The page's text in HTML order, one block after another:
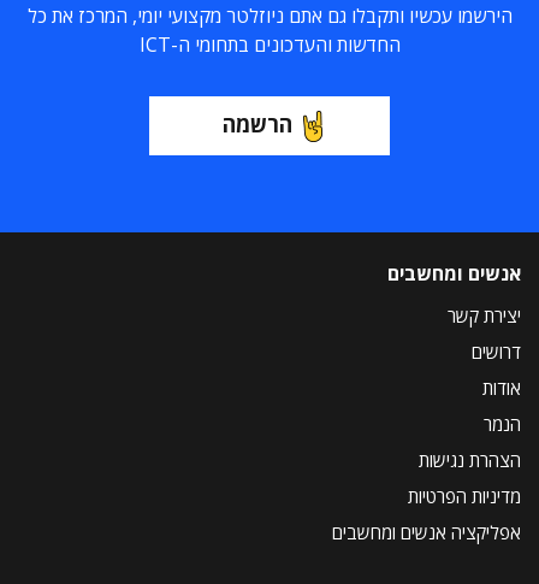
הירשמו עכשיו ותקבלו גם אתם ניוזלטר מקצועי יומי, המרכז את כל
החדשות והעדכונים בתחומי ה-ICT
הרשמה
אנשים ומחשבים
יצירת קשר
דרושים
אודות
הנמר
הצהרת נגישות
מדיניות הפרטיות
אפליקציה אנשים ומחשבים